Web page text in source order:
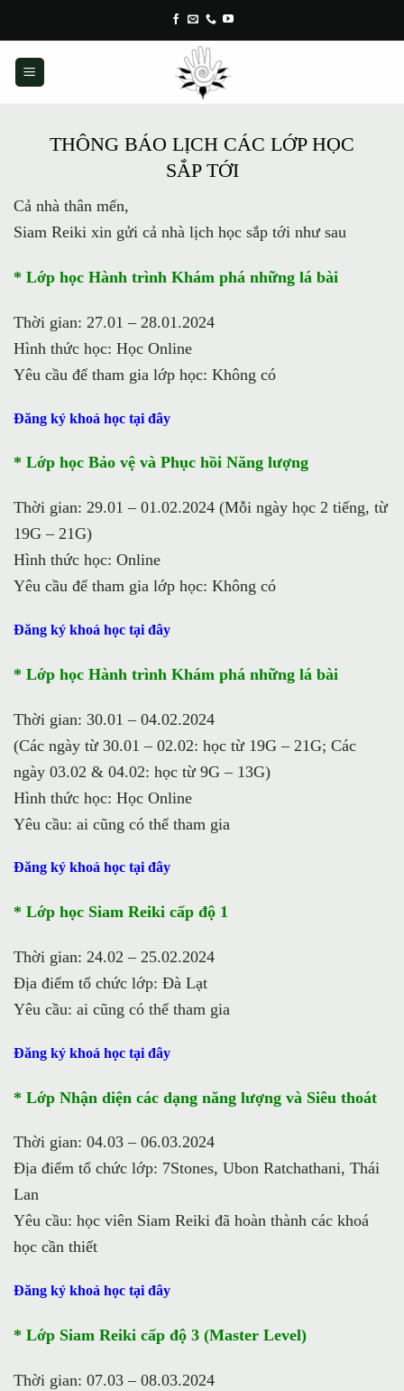
content
THÔNG BÁO LỊCH CÁC LỚP HỌC
SẮP TỚI
Cả nhà thân mến,
Siam Reiki xin gửi cả nhà lịch học sắp tới như sau
* Lớp học Hành trình Khám phá những lá bài
Thời gian: 27.01 – 28.01.2024
Hình thức học: Học Online
Yêu cầu để tham gia lớp học: Không có
Đăng ký khoá học tại đây
* Lớp học Bảo vệ và Phục hồi Năng lượng
Thời gian: 29.01 – 01.02.2024 (Mỗi ngày học 2 tiếng, từ
19G – 21G)
Hình thức học: Online
Yêu cầu để tham gia lớp học: Không có
Đăng ký khoá học tại đây
* Lớp học Hành trình Khám phá những lá bài
Thời gian: 30.01 – 04.02.2024
(Các ngày từ 30.01 – 02.02: học từ 19G – 21G; Các
ngày 03.02 & 04.02: học từ 9G – 13G)
Hình thức học: Học Online
Yêu cầu: ai cũng có thể tham gia
Đăng ký khoá học tại đây
* Lớp học Siam Reiki cấp độ 1
Thời gian: 24.02 – 25.02.2024
Địa điểm tổ chức lớp: Đà Lạt
Yêu cầu: ai cũng có thể tham gia
Đăng ký khoá học tại đây
* Lớp Nhận diện các dạng năng lượng và Siêu thoát
Thời gian: 04.03 – 06.03.2024
Địa điểm tổ chức lớp: 7Stones, Ubon Ratchathani, Thái
Lan
Yêu cầu: học viên Siam Reiki đã hoàn thành các khoá
học cần thiết
Đăng ký khoá học tại đây
* Lớp Siam Reiki cấp độ 3 (Master Level)
Thời gian: 07.03 – 08.03.2024